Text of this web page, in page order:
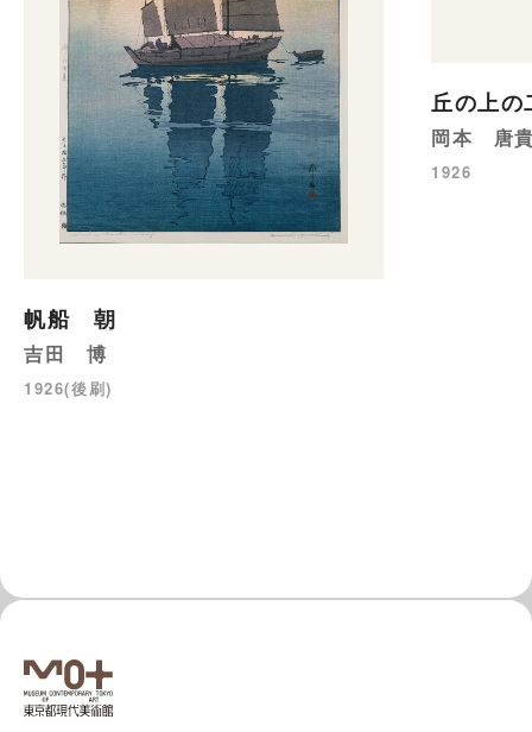
帆船 朝
吉田 博
1926(後刷)
丘の上の
岡本 唐
1926